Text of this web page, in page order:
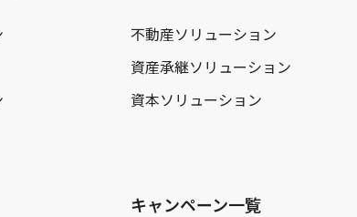
不動産ソリューション
資産承継ソリューション
資本ソリューション
キャンペーン一覧